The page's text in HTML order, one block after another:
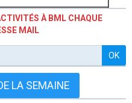
À BML CHAQUE
MAIL
OK
LA SEMAINE